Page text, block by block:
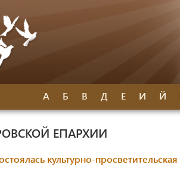
А Б В Д Е И Й
ЕПАРХИИ
культурно-просветительская